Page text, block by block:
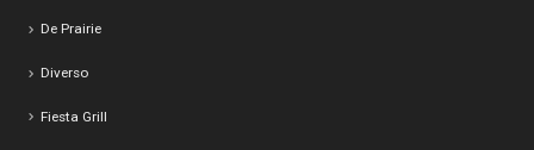
De Prairie
Diverso
Fiesta Grill